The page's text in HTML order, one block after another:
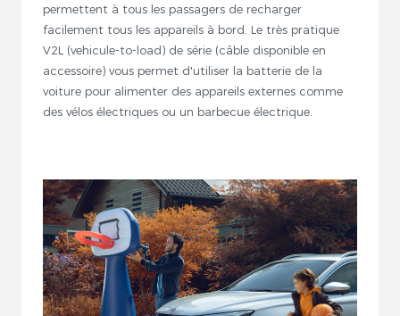
permettent à tous les passagers de recharger
facilement tous les appareils à bord. Le très pratique
V2L (vehicule-to-load) de série (câble disponible en
accessoire) vous permet d'utiliser la batterie de la
voiture pour alimenter des appareils externes comme
des vélos électriques ou un barbecue électrique.